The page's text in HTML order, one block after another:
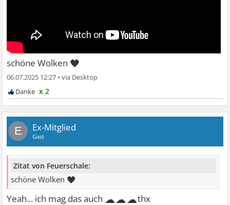
schöne Wolken 🖤
06.07.2025 12:27 •
x 2
E Ex-Mitglied
Gast
Zitat von Feuerschale:
schöne Wolken 🖤
Yeah... ich mag das auch ☁☁☁thx